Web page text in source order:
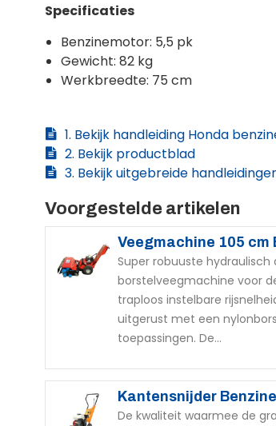
Specificaties
Benzinemotor: 5,5 pk
Gewicht: 82 kg
Werkbreedte: 75 cm
1. Bekijk handleiding Honda
2. Bekijk productblad
3. Bekijk uitgebreide
Voorgestelde artikelen
Veegmachine 105 cm
Super robuuste hydraulisch
borstelveegmachine voor
traploos instelbare
uitgerust met een
toepassingen. De...
Kantensnijder Benzine
De kwaliteit waarmee de